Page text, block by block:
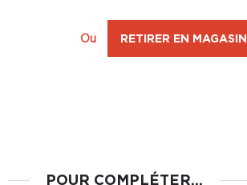
Ou RETIRER EN MAGASIN
POUR COMPLÉTER...